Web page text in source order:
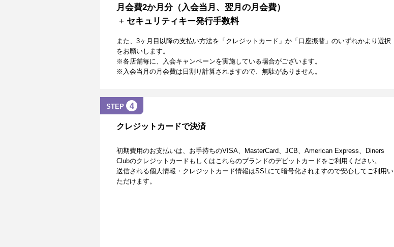
月会費2か月分（入会当月、翌月の月会費）
+ セキュリティキー発行手数料
また、3ヶ月目以降の支払い方法を「クレジットカード」か「口座振替」のいずれかより選択
をお願いします。
※各店舗毎に、入会キャンペーンを実施している場合がございます。
※入会当月の月会費は日割り計算されますので、無駄がありません。
STEP 4
クレジットカードで決済
初期費用のお支払いは、お手持ちのVISA、MasterCard、JCB、American Express、Diners
Clubのクレジットカードもしくはこれらのブランドのデビットカードをご利用ください。
送信される個人情報・クレジットカード情報はSSLにて暗号化されますので安心してご利用い
ただけます。